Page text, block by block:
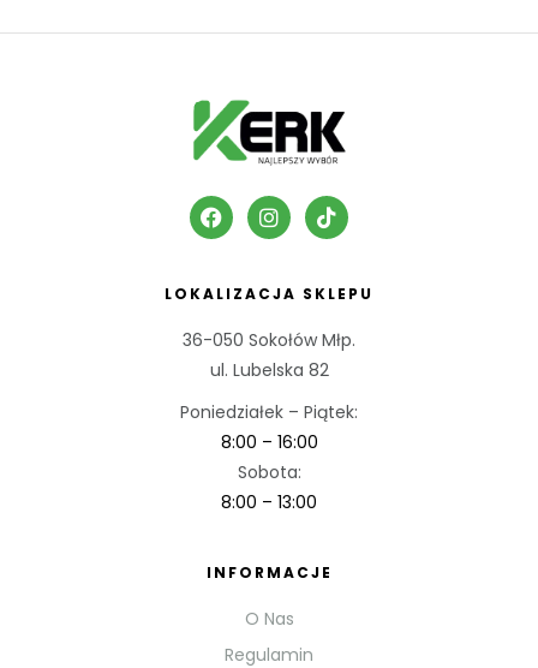
LOKALIZACJA SKLEPU
36-050 Sokołów Młp.
ul. Lubelska 82
Poniedziałek – Piątek:
8:00 – 16:00
Sobota:
8:00 – 13:00
INFORMACJE
O Nas
Regulamin